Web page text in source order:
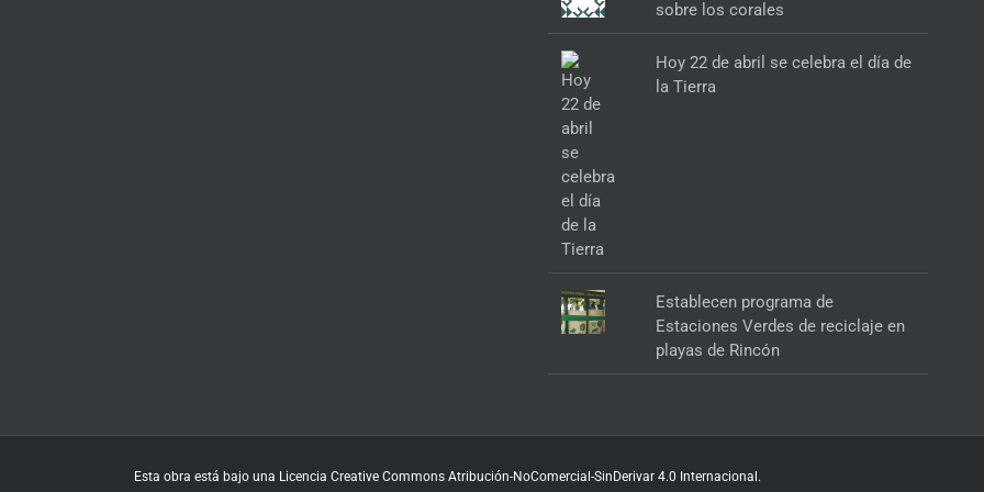
sobre los corales
Hoy 22 de abril se celebra el día de
la Tierra
Establecen programa de
Estaciones Verdes de reciclaje en
playas de Rincón
Esta obra está bajo una Licencia Creative Commons Atribución-NoComercial-SinDerivar 4.0 Internacional .